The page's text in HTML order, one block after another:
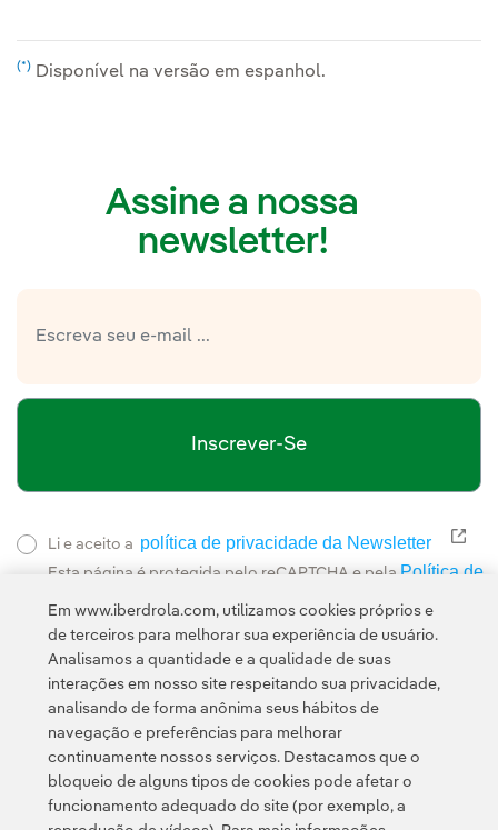
(*) Disponível na versão em espanhol.
Assine a nossa
newsletter!
Inscrever-Se
Li e aceito a política de privacidade da Newsletter Link
Esta página é protegida pelo reCAPTCHA e pela Política de
e pela
Contato Clientes Política de Privacidade Informação legal
Política de cookies Configuração de cookies Acessibilidade
Em www.iberdrola.com, utilizamos cookies próprios e
de terceiros para melhorar sua experiência de usuário.
Analisamos a quantidade e a qualidade de suas
interações em nosso site respeitando sua privacidade,
analisando de forma anônima seus hábitos de
navegação e preferências para melhorar
continuamente nossos serviços. Destacamos que o
bloqueio de alguns tipos de cookies pode afetar o
funcionamento adequado do site (por exemplo, a